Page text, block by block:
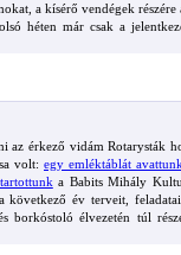
a kísérő vendégek részére
héten már csak a
érkező vidám Rotarysták
volt: egy emléktáblát avattunk
a Babits Mihály
év terveit,
borkóstoló élvezetén túl